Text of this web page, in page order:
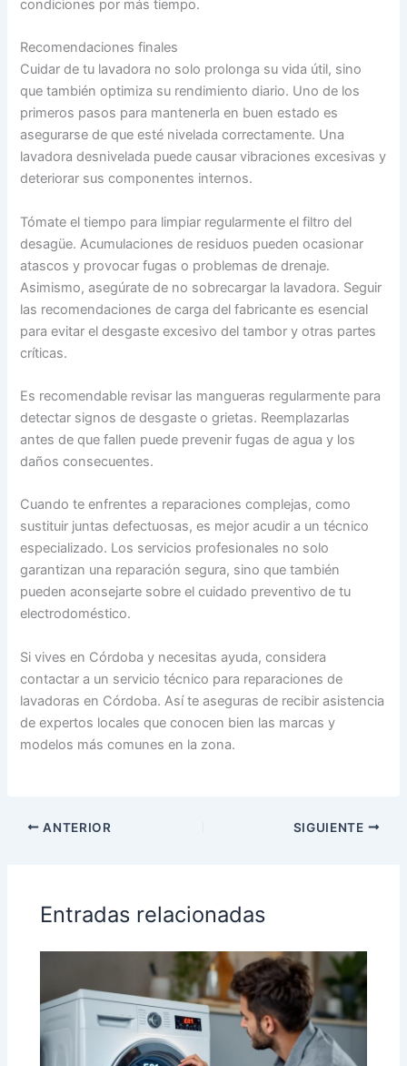
condiciones por más tiempo.
Recomendaciones finales
Cuidar de tu lavadora no solo prolonga su vida útil, sino
que también optimiza su rendimiento diario. Uno de los
primeros pasos para mantenerla en buen estado es
asegurarse de que esté nivelada correctamente. Una
lavadora desnivelada puede causar vibraciones excesivas y
deteriorar sus componentes internos.
Tómate el tiempo para limpiar regularmente el filtro del
desagüe. Acumulaciones de residuos pueden ocasionar
atascos y provocar fugas o problemas de drenaje.
Asimismo, asegúrate de no sobrecargar la lavadora. Seguir
las recomendaciones de carga del fabricante es esencial
para evitar el desgaste excesivo del tambor y otras partes
críticas.
Es recomendable revisar las mangueras regularmente para
detectar signos de desgaste o grietas. Reemplazarlas
antes de que fallen puede prevenir fugas de agua y los
daños consecuentes.
Cuando te enfrentes a reparaciones complejas, como
sustituir juntas defectuosas, es mejor acudir a un técnico
especializado. Los servicios profesionales no solo
garantizan una reparación segura, sino que también
pueden aconsejarte sobre el cuidado preventivo de tu
electrodoméstico.
Si vives en Córdoba y necesitas ayuda, considera
contactar a un servicio técnico para reparaciones de
lavadoras en Córdoba. Así te aseguras de recibir asistencia
de expertos locales que conocen bien las marcas y
modelos más comunes en la zona.
ANTERIOR SIGUIENTE
Entradas relacionadas